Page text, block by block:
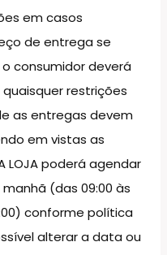
em casos
de entrega se
consumidor deverá
restrições
as entregas devem
em vistas as
LOJA poderá agendar
(das 09:00 às
conforme política
alterar a data ou